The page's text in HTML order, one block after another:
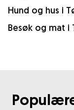
Hund og hus i
Besøk og mat i